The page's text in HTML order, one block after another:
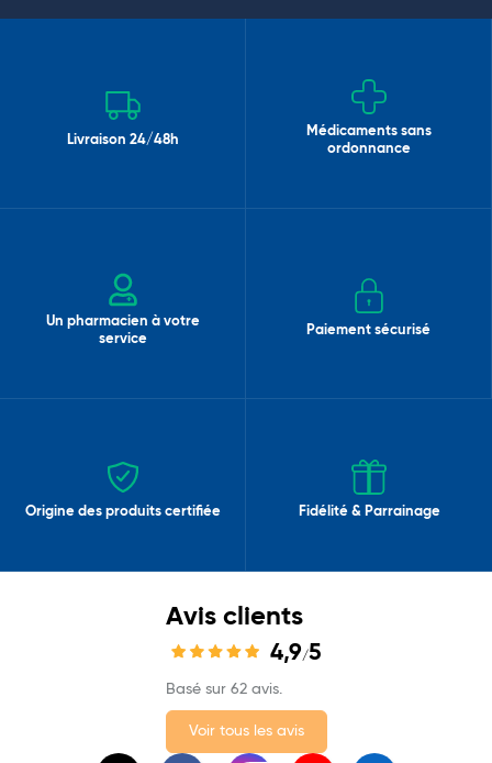
Livraison 24/48h
Médicaments sans
ordonnance
Un pharmacien à votre
service
Paiement sécurisé
Origine des produits certifiée Fidélité & Parrainage
Avis clients
4,9/5
Basé sur 62 avis.
Voir tous les avis